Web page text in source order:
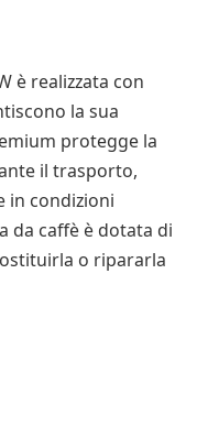
è realizzata con
la sua
protegge la
il trasporto,
in condizioni
da caffè è dotata di
o ripararla